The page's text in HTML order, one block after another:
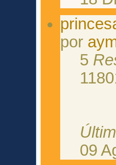
por
5
09